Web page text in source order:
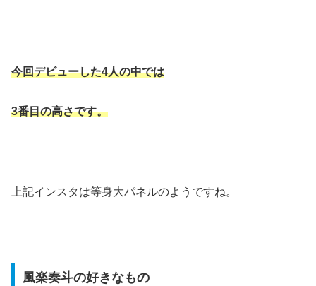
今回デビューした4人の中では
3番目の高さです。
上記インスタは等身大パネルのようですね。
風楽奏斗の好きなもの